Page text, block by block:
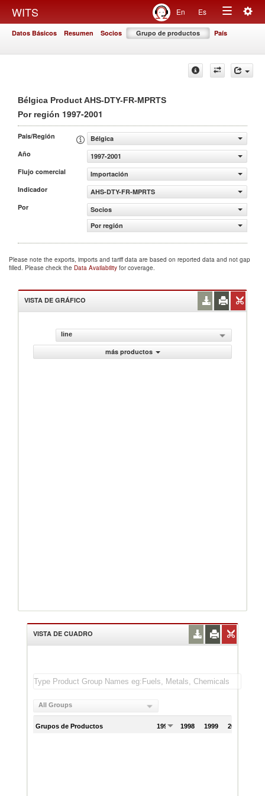
WITS En Es
Toggle
Datos Básicos Resumen Socios Grupo de productos País
Bélgica Product AHS-DTY-FR-MPRTS
Por región 1997-2001
País/Región
Bélgica
Año
1997-2001
Flujo comercial
Importación
Indicador
AHS-DTY-FR-MPRTS
Por
Socios
Por región
Please note the exports, imports and tariff data are based on reported data and not gap
filled. Please check the Data Availability for coverage.
VISTA DE GRÁFICO
line
más productos
VISTA DE CUADRO
All Groups
Grupos de Productos 1997 1998 1999 2000